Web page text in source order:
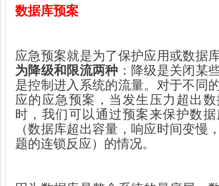
数据库预案
应急预案就是为了保护应用或数据
为降级和限流两种 ：降级是关闭某
是控制进入系统的流量。对于不同
应的应急预案，当发生压力超出
时，我们可以通过预案来保护数
（数据库超出容量，响应时间变慢
题的连锁反应）的情况。